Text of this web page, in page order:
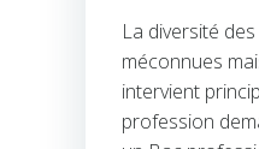
La diversité
méconnues
intervient
profession